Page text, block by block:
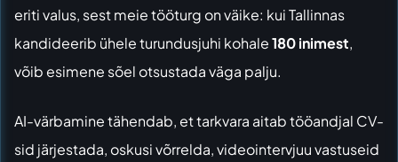
eriti valus, sest meie tööturg on väike: kui Tallinnas
kandideerib ühele turundusjuhi kohale180 inimest,
võib esimene sõel otsustada väga palju.
AI-värbamine tähendab, et tarkvara aitab tööandjal CV-
sid järjestada, oskusi võrrelda, videointervjuu vastuseid